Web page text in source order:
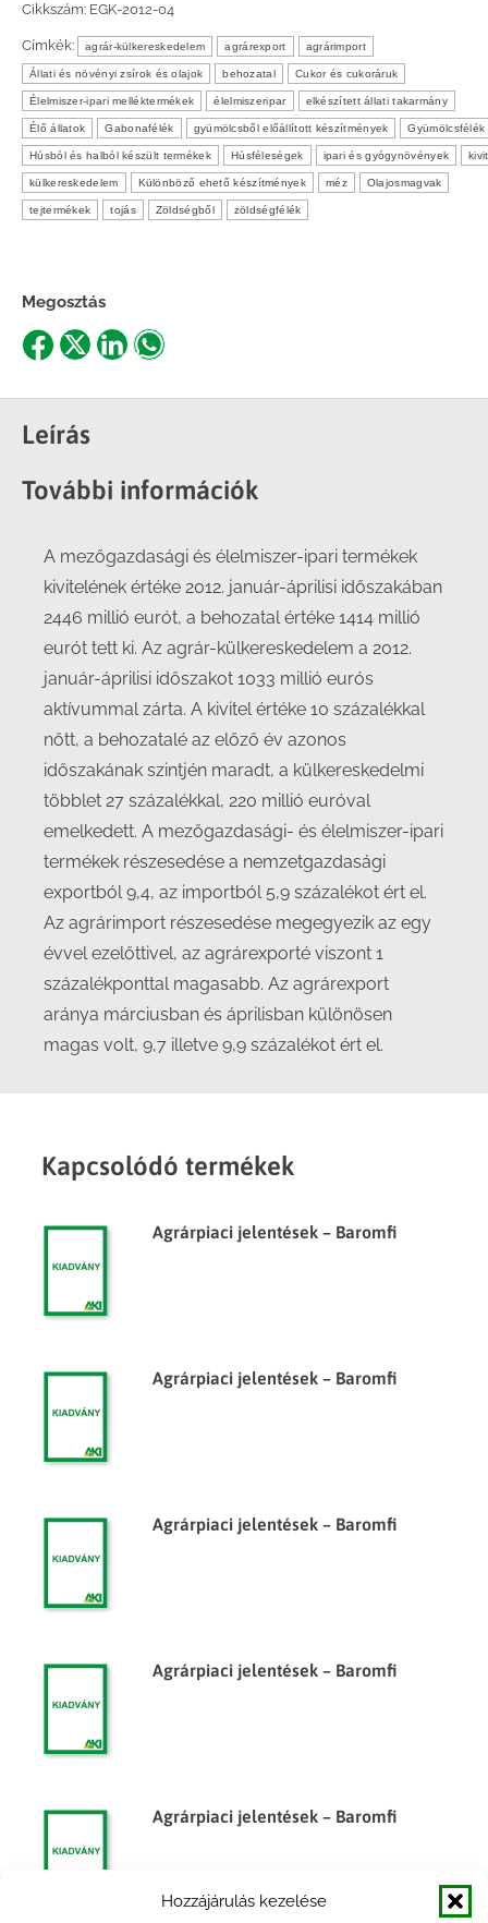
Hozzájárulás kezelése
Cikkszám: EGK-2012-04
Címkék: agrár-külkereskedelem agrárexport agrárimport
Állati és növényi zsírok és olajok behozatal Cukor és cukoráruk
Élelmiszer-ipari melléktermékek élelmiszeripar elkészített állati takarmány
Élő állatok Gabonafélék gyümölcsből előállított készítmények Gyümölcsfélék
Húsból és halból készült termékek Húsféleségek ipari és gyógynövények
külkereskedelem Különböző ehető készítmények méz Olajosmagvak
tejtermékek tojás Zöldségből zöldségfélék
Megosztás
Share
Facebook
Share
X
ShareShare
Leírás
További információk
A mezőgazdasági és élelmiszer-ipari termékek
kivitelének értéke 2012. január-áprilisi időszakában
2446 millió eurót, a behozatal értéke 1414 millió
eurót tett ki. Az agrár-külkereskedelem a 2012.
január-áprilisi időszakot 1033 millió eurós
aktívummal zárta. A kivitel értéke 10 százalékkal
nőtt, a behozatalé az előző év azonos
időszakának szintjén maradt, a külkereskedelmi
többlet 27 százalékkal, 220 millió euróval
emelkedett. A mezőgazdasági- és élelmiszer-ipari
termékek részesedése a nemzetgazdasági
exportból 9,4, az importból 5,9 százalékot ért el.
Az agrárimport részesedése megegyezik az egy
évvel ezelőttivel, az agrárexporté viszont 1
százalékponttal magasabb. Az agrárexport
aránya márciusban és áprilisban különösen
magas volt, 9,7 illetve 9,9 százalékot ért el.
Kapcsolódó termékek
Agrárpiaci jelentések – Baromfi
Agrárpiaci jelentések – Baromfi
Agrárpiaci jelentések – Baromfi
Agrárpiaci jelentések – Baromfi
Agrárpiaci jelentések – Baromfi